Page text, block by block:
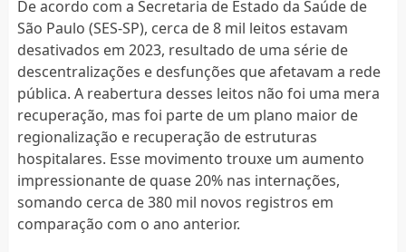
De acordo com a Secretaria de Estado da Saúde de
São Paulo (SES-SP), cerca de 8 mil leitos estavam
desativados em 2023, resultado de uma série de
descentralizações e desfunções que afetavam a rede
pública. A reabertura desses leitos não foi uma mera
recuperação, mas foi parte de um plano maior de
regionalização e recuperação de estruturas
hospitalares. Esse movimento trouxe um aumento
impressionante de quase 20% nas internações,
somando cerca de 380 mil novos registros em
comparação com o ano anterior.